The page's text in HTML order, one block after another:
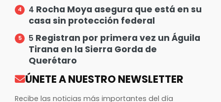
4 Rocha Moya asegura que está en su
casa sin protección federal
5 Registran por primera vez un Águila
Tirana en la Sierra Gorda de
Querétaro
ÚNETE A NUESTRO NEWSLETTER
Recibe las noticias más importantes del día